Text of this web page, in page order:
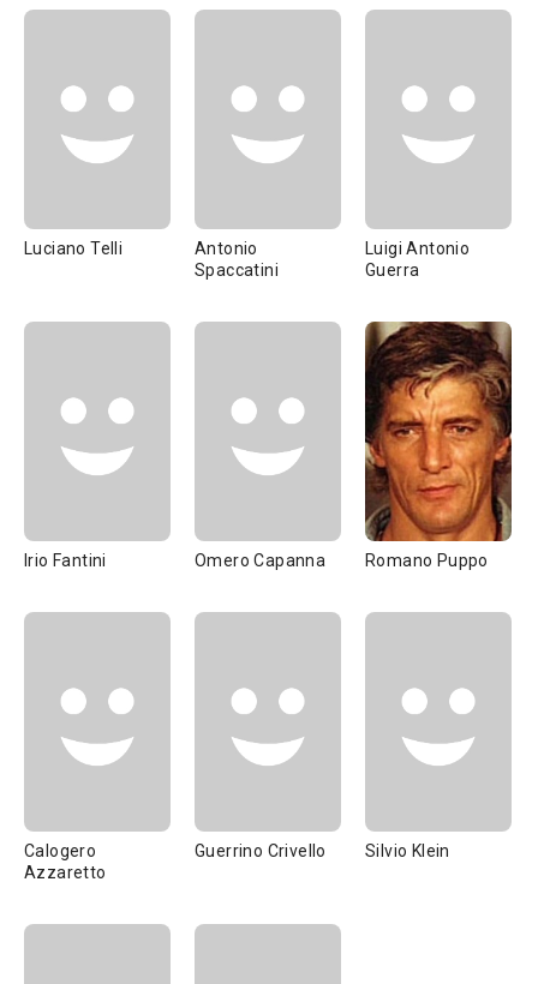
Luciano Telli
Antonio
Spaccatini
Luigi Antonio
Guerra
Irio Fantini Omero Capanna Romano Puppo
Calogero
Azzaretto
Guerrino Crivello Silvio Klein